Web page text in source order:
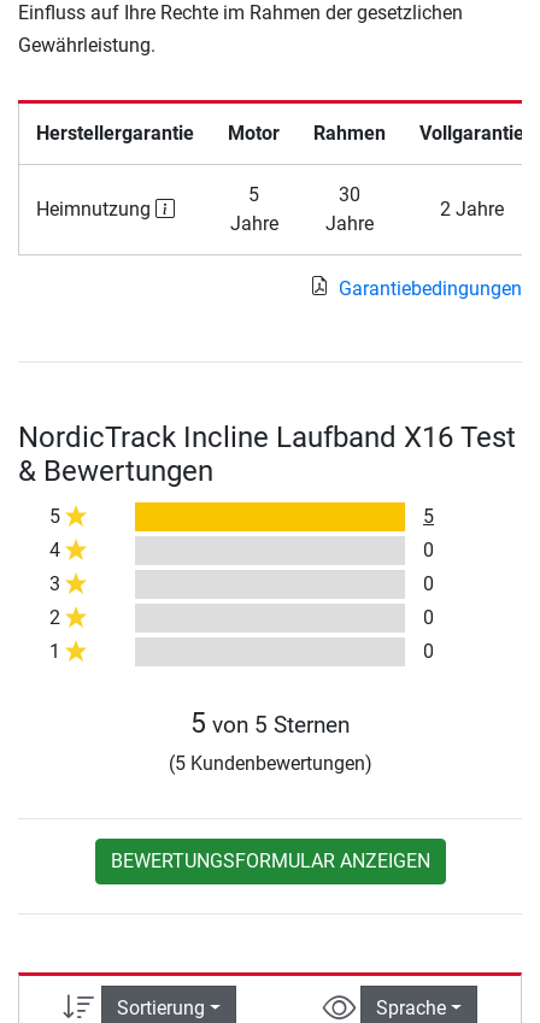
Einfluss auf Ihre Rechte im Rahmen der gesetzlichen
Gewährleistung.
Herstellergarantie Motor Rahmen Vollgarantie
Heimnutzung
5
Jahre
30
Jahre
2 Jahre
Garantiebedingungen
NordicTrack Incline Laufband X16 Test
& Bewertungen
5
5
4
0
3
0
2
0
1
0
5 von 5 Sternen
(5 Kundenbewertungen)
BEWERTUNGSFORMULAR ANZEIGEN
Sortierung Sprache